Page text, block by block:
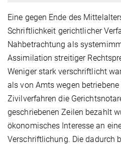
Eine gegen Ende des
Schriftlichkeit gerichtlicher
Nahbetrachtung als
Assimilation streitiger
Weniger stark verschriftlicht
als von Amts wegen
Zivilverfahren die
geschriebenen Zeilen bezahlt
ökonomisches Interesse an
Verschriftlichung. Die dadurch